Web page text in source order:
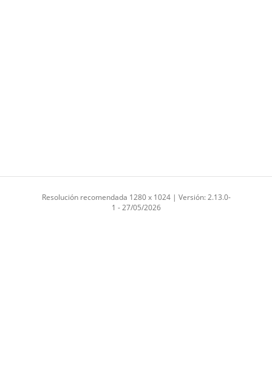
Resolución recomendada 1280 x 1024 | Versión: 2.13.0-
1 - 27/05/2026